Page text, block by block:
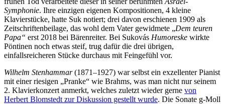
Symphonie. Ihre einzigen eigenen Kompositionen, 4 kleine
Klavierstücke, hatte Suk notiert; drei davon erschienen 1909 als
Zeitschriftenbeilage, das wohl dem Vater gewidmete „Dem teuren
Papa“ erst 2018 bei Bärenreiter. Bei Sukovás Humoreske wirkte
Pöntinen noch etwas steif, trug dafür die drei übrigen,
einfallsreicheren Stücke durchaus mit Feingefühl vor.
Wilhelm Stenhammar(1871–1927) war selbst ein exzellenter Pianist
mit einer riesigen „Pranke“ wie Brahms, was man nicht nur seinem
2. Klavierkonzert anmerkt, welches zuletzt wieder gerne von
Herbert Blomstedt zur Diskussion gestellt wurde. Die Sonate g-Moll